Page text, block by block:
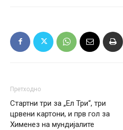
Претходно
Стартни три за „Ел Три“, три
црвени картони, и прв гол за
Хименез на мундијалите